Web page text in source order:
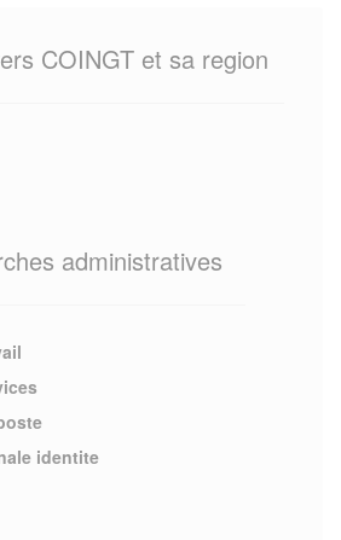
COINGT et sa region
administratives
identite